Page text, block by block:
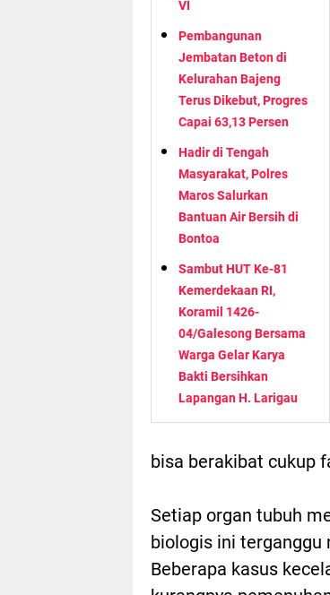
VI
Pembangunan
Jembatan Beton di
Kelurahan Bajeng
Terus Dikebut, Progres
Capai 63,13 Persen
Hadir di Tengah
Masyarakat, Polres
Maros Salurkan
Bantuan Air Bersih di
Bontoa
Sambut HUT Ke-81
Kemerdekaan RI,
Koramil 1426-
04/Galesong Bersama
Warga Gelar Karya
Bakti Bersihkan
Lapangan H. Larigau
bisa berakibat cukup
Setiap organ tubuh
biologis ini
Beberapa kasus